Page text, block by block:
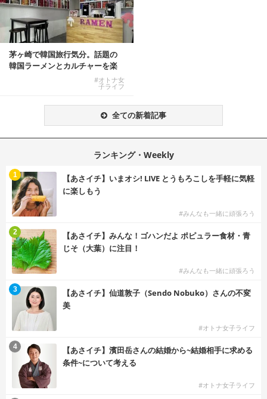
茅ヶ崎で韓国旅行気分。話題の
韓国ラーメンとカルチャーを楽
#オトナ女
子ライフ
全ての新着記事
ランキング・Weekly
【あさイチ】いまオシ! LIVE とうもろこしを手軽に気軽
に楽しもう
#みんなも一緒に頑張ろう
1
【あさイチ】みんな！ゴハンだよ ポピュラー食材・青
じそ（大葉）に注目！
#みんなも一緒に頑張ろう
2
【あさイチ】仙道敦子（Sendo Nobuko）さんの不変
美
#オトナ女子ライフ
3
【あさイチ】濱田岳さんの結婚から~結婚相手に求める
条件~について考える
#オトナ女子ライフ
4